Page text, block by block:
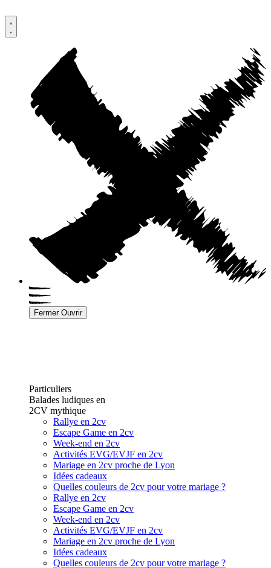
Fermer Ouvrir
Particuliers
Balades ludiques en
2CV mythique
Rallye en 2cv
Escape Game en 2cv
Week-end en 2cv
Activités EVG/EVJF en 2cv
Mariage en 2cv proche de Lyon
Idées cadeaux
Quelles couleurs de 2cv pour votre mariage ?
Rallye en 2cv
Escape Game en 2cv
Week-end en 2cv
Activités EVG/EVJF en 2cv
Mariage en 2cv proche de Lyon
Idées cadeaux
Quelles couleurs de 2cv pour votre mariage ?